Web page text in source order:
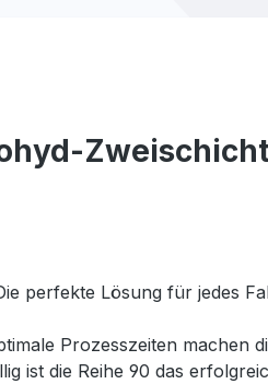
perfekte Lösung für jedes
Prozesszeiten
die Reihe 90 das